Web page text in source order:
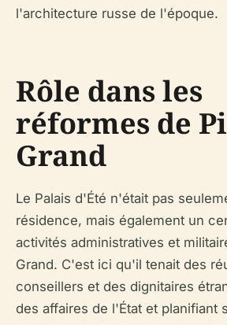
l'architecture russe de l'époque.
Rôle dans les
réformes de
Grand
Le Palais d'Été n'était pas
résidence, mais également un
activités administratives et
Grand. C'est ici qu'il tenait des
conseillers et des dignitaires
des affaires de l'État et planifiant